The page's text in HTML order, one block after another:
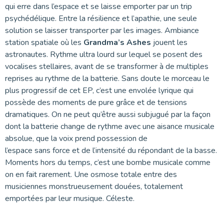
qui erre dans l’espace et se laisse emporter par un trip
psychédélique. Entre la résilience et l’apathie, une seule
solution se laisser transporter par les images. Ambiance
station spatiale où les Grandma’s Ashes jouent les
astronautes. Rythme ultra lourd sur lequel se posent des
vocalises stellaires, avant de se transformer à de multiples
reprises au rythme de la batterie. Sans doute le morceau le
plus progressif de cet EP, c’est une envolée lyrique qui
possède des moments de pure grâce et de tensions
dramatiques. On ne peut qu’être aussi subjugué par la façon
dont la batterie change de rythme avec une aisance musicale
absolue, que la voix prend possession de
l’espace sans force et de l’intensité du répondant de la basse.
Moments hors du temps, c’est une bombe musicale comme
on en fait rarement. Une osmose totale entre des
musiciennes monstrueusement douées, totalement
emportées par leur musique. Céleste.